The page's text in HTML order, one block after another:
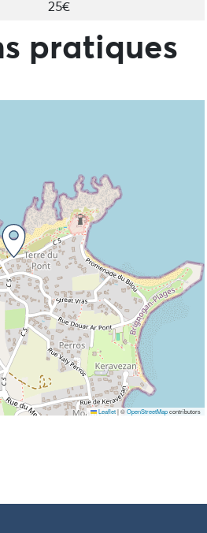
25€
pratiques
Leaflet |©OpenStreetMapcontributors